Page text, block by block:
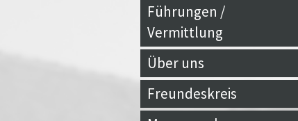
Führungen /
Vermittlung
Über uns
Freundeskreis